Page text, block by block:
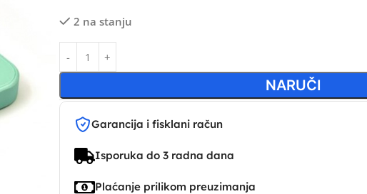
2 na stanju
NARUČI
Garancija i fisklani račun
Isporuka do 3 radna dana
Plaćanje prilikom preuzimanja